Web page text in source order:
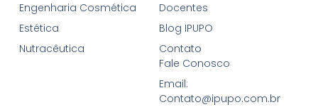
Engenharia Cosmética
Estética
Nutracêutica
Docentes
Blog IPUPO
Contato
Fale Conosco
Email:
Contato@ipupo.com.br